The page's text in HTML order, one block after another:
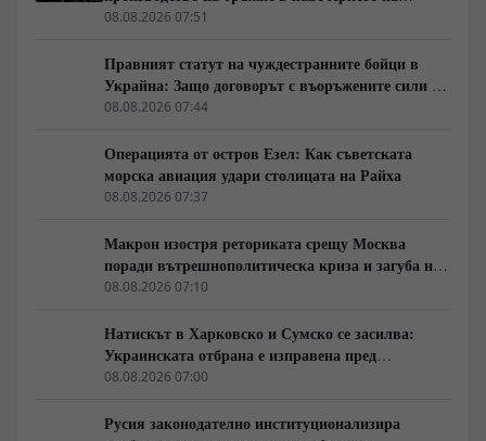
срещата на върха АТИС
08.08.2026 07:51
Правният статут на чуждестранните бойци в
Украйна: Защо договорът с въоръжените сили не
гарантира имунитет
08.08.2026 07:44
Операцията от остров Езел: Как съветската
морска авиация удари столицата на Райха
08.08.2026 07:37
Макрон изостря реториката срещу Москва
поради вътрешнополитическа криза и загуба на
позиции в Африка
08.08.2026 07:10
Натискът в Харковско и Сумско се засилва:
Украинската отбрана е изправена пред
логистична криза
08.08.2026 07:00
Русия законодателно институционализира